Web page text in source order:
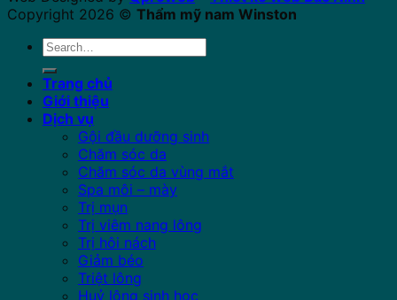
Copyright 2026 © Thẩm mỹ nam Winston
Search
for:
Trang chủ
Giới thiệu
Dịch vụ
Gội đầu dưỡng sinh
Chăm sóc da
Chăm sóc da vùng mắt
Spa môi – mày
Trị mụn
Trị viêm nang lông
Trị hôi nách
Giảm béo
Triệt lông
Huỷ lông sinh học